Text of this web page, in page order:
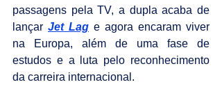
passagens pela TV, a dupla acaba de
lançar Jet Lag e agora encaram viver
na Europa, além de uma fase de
estudos e a luta pelo reconhecimento
da carreira internacional.